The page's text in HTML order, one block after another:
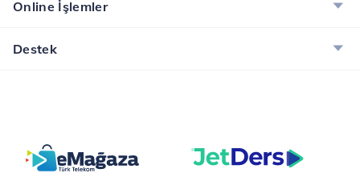
Online İşlemler
Destek